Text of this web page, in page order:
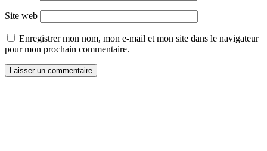
Site web
Enregistrer mon nom, mon e-mail et mon site dans le navigateur
pour mon prochain commentaire.